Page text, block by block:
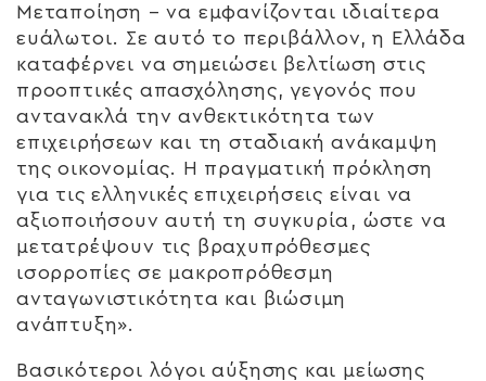
Μεταποίηση – να εμφανίζονται ιδιαίτερα
ευάλωτοι. Σε αυτό το περιβάλλον, η Ελλάδα
καταφέρνει να σημειώσει βελτίωση στις
προοπτικές απασχόλησης, γεγονός που
αντανακλά την ανθεκτικότητα των
επιχειρήσεων και τη σταδιακή ανάκαμψη
της οικονομίας. Η πραγματική πρόκληση
για τις ελληνικές επιχειρήσεις είναι να
αξιοποιήσουν αυτή τη συγκυρία, ώστε να
μετατρέψουν τις βραχυπρόθεσμες
ισορροπίες σε μακροπρόθεσμη
ανταγωνιστικότητα και βιώσιμη
ανάπτυξη».
Βασικότεροι λόγοι αύξησης και μείωσης